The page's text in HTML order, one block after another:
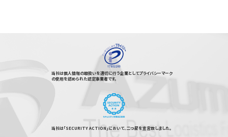
当社は個人情報の取扱いを適切に行う企業としてプライバシーマーク
の使用を認められた認定事業者です。
当社は「SECURITY ACTION」において、二つ星を宣言致しました。